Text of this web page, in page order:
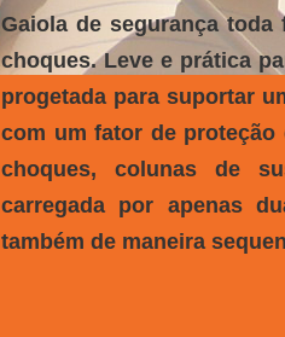
Gaiola de segurança
choques. Leve e prática
progetada para suportar
com um fator de proteção
choques, colunas de
carregada por apenas
também de maneira